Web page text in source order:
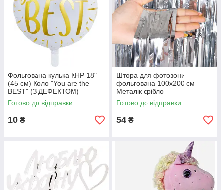
Фольгована кулька КНР 18"
(45 см) Коло "You are the
BEST" (З ДЕФЕКТОМ)
Готово до відправки
10 ₴
Штора для фотозони
фольгована 100х200 см
Металік срібло
Готово до відправки
54 ₴